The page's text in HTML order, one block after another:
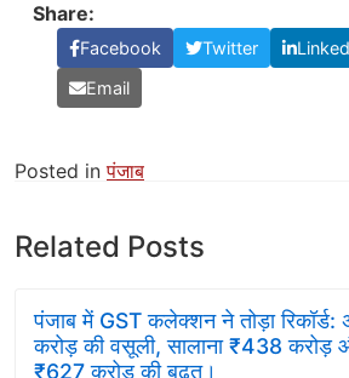
Share:
Facebook Twitter
Email
Posted inपंजाब
Related Posts
पंजाब में GST कलेक्शन ने तोड़ा
करोड़ की वसूली, सालाना ₹438 करोड़
₹627 करोड़ की बढ़त।